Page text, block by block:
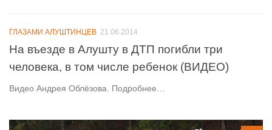
ГЛАЗАМИ АЛУШТИНЦЕВ 21.06.2014
На въезде в Алушту в ДТП погибли три
человека, в том числе ребенок (ВИДЕО)
Видео Андрея Облёзова. Подробнее…